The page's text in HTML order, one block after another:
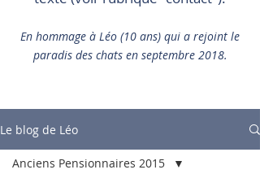
En hommage à Léo (10 ans) qui a rejoint le
paradis des chats en septembre 2018.
Le blog de Léo
Anciens Pensionnaires 2015